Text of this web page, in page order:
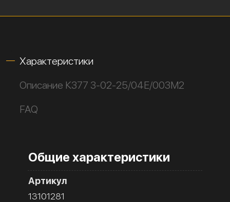
Характеристики
Описание К377 3-02-25/04Е/003М2
FAQ
Общие характеристики
Артикул
13101281